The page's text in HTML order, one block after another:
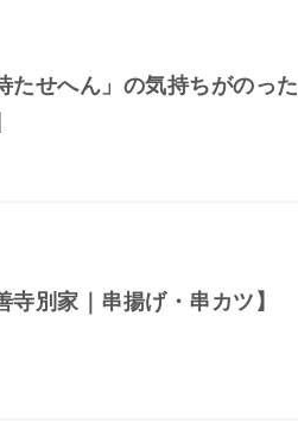
たせへん」の気持ちがのった
別家｜串揚げ・串カツ】